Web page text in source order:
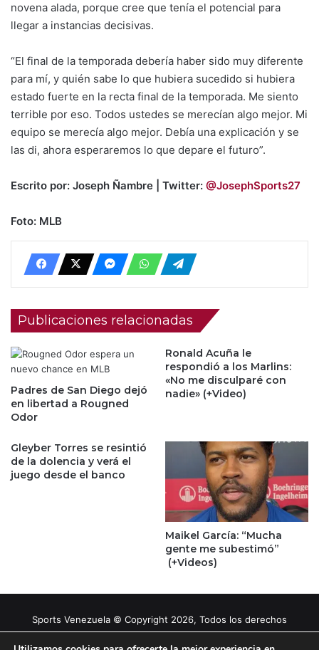
novena alada, porque cree que tenía el potencial para
llegar a instancias decisivas.
“El final de la temporada debería haber sido muy diferente
para mí, y quién sabe lo que hubiera sucedido si hubiera
estado fuerte en la recta final de la temporada. Me siento
terrible por eso. Todos ustedes se merecían algo mejor. Mi
equipo se merecía algo mejor. Debía una explicación y se
las di, ahora esperaremos lo que depare el futuro”.
Escrito por: Joseph Ñambre | Twitter: @JosephSports27
Foto: MLB
Publicaciones relacionadas
Padres de San Diego dejó
en libertad a Rougned
Odor
Ronald Acuña le
respondió a los Marlins:
«No me disculparé con
nadie» (+Video)
Gleyber Torres se resintió
de la dolencia y verá el
juego desde el banco
Maikel García: “Mucha
gente me subestimó”
(+Videos)
Sports Venezuela © Copyright 2026, Todos los derechos
reservados |
Tema gestionado por Caissa Agency